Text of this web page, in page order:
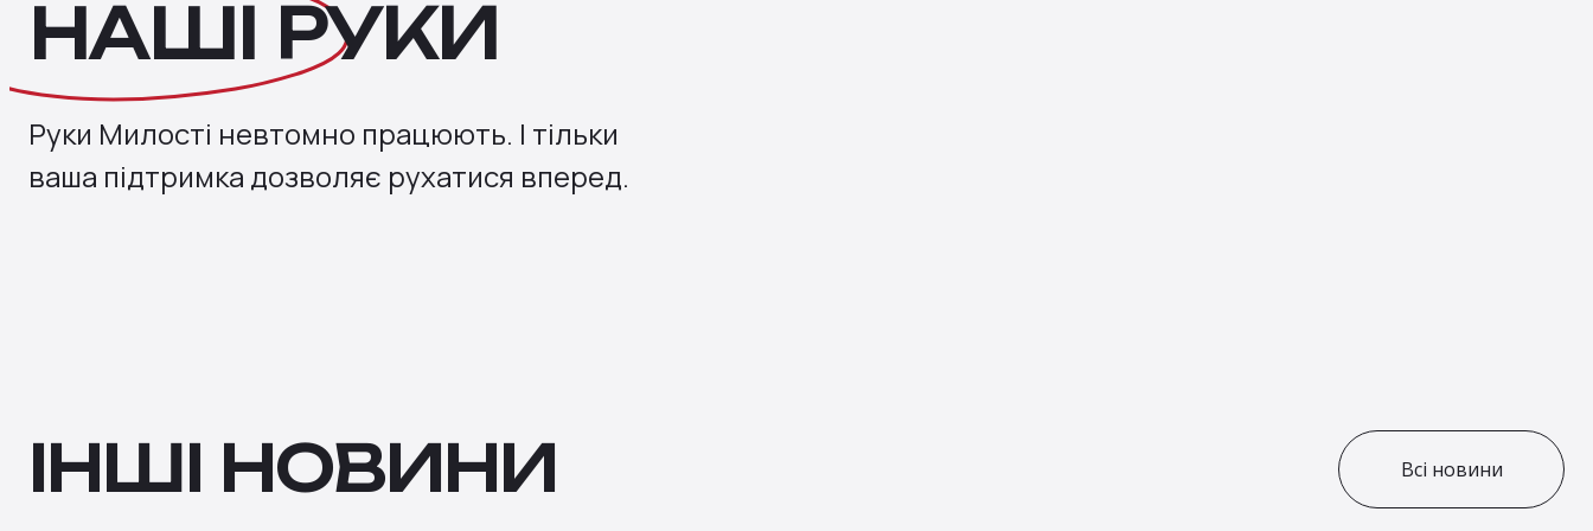
НАШІ РУКИ
Руки Милості невтомно працюють. І тільки
ваша підтримка дозволяє рухатися вперед.
ІНШІ НОВИНИ Всі новини